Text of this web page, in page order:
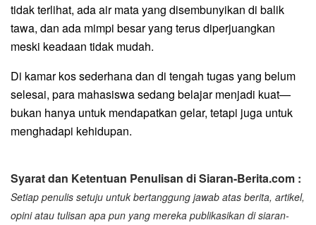
tidak terlihat, ada air mata yang disembunyikan di balik
tawa, dan ada mimpi besar yang terus diperjuangkan
meski keadaan tidak mudah.
Di kamar kos sederhana dan di tengah tugas yang belum
selesai, para mahasiswa sedang belajar menjadi kuat—
bukan hanya untuk mendapatkan gelar, tetapi juga untuk
menghadapi kehidupan.
Syarat dan Ketentuan Penulisan di Siaran-Berita.com :
Setiap penulis setuju untuk bertanggung jawab atas berita, artikel,
opini atau tulisan apa pun yang mereka publikasikan di siaran-